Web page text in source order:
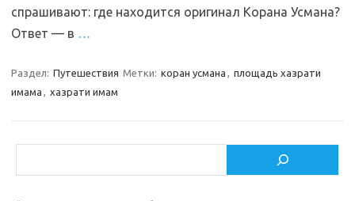
спрашивают: где находится оригинал Корана Усмана?
Ответ — в …
Раздел: Путешествия Метки: коран усмана , площадь хазрати
имама , хазрати имам